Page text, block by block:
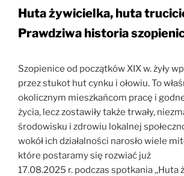
Huta żywicielka, huta
Prawdziwa historia
Szopienice od początków XIX w. żyły
przez stukot hut cynku i ołowiu. To
okolicznym mieszkańcom pracę i
życia, lecz zostawiły także trwały,
środowisku i zdrowiu lokalnej
wokół ich działalności narosło wiele
które postaramy się rozwiać już
17.08.2025 r. podczas spotkania ,,Huta